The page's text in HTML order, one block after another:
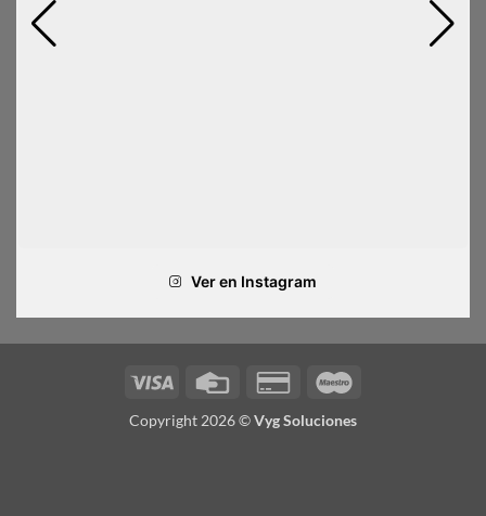
Ver en Instagram
Visa
Credit
Credit
2
Copyright 2026 ©Vyg Soluciones